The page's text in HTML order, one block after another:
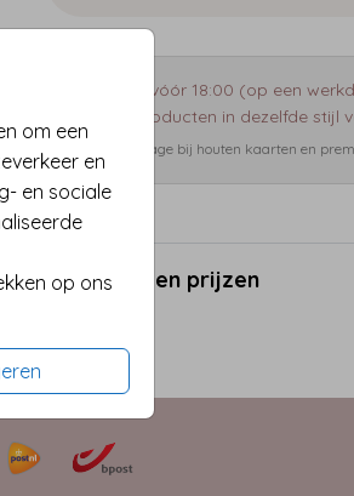
om een
en
en sociale
op ons
✓ Besteld vóór 18:00 (op een
✓ Extra producten in dezelfde stijl
* Kleine bijdrage bij houten kaarten en
Formaten en prijzen